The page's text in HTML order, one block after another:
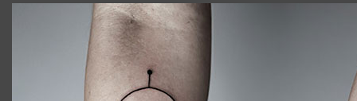
TATTOOS_TATOUAGE_ESPACE_05.JPG